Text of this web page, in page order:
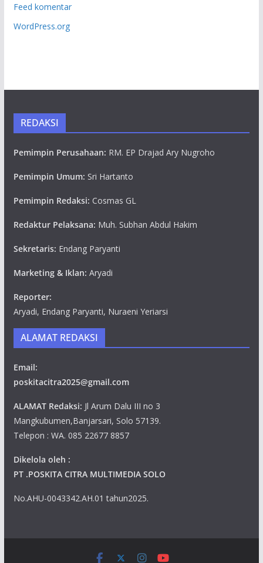
Feed komentar
WordPress.org
REDAKSI
Pemimpin Perusahaan: RM. EP Drajad Ary Nugroho
Pemimpin Umum: Sri Hartanto
Pemimpin Redaksi: Cosmas GL
Redaktur Pelaksana: Muh. Subhan Abdul Hakim
Sekretaris: Endang Paryanti
Marketing & Iklan: Aryadi
Reporter:
Aryadi, Endang Paryanti, Nuraeni Yeriarsi
ALAMAT REDAKSI
Email:
poskitacitra2025@gmail.com
ALAMAT Redaksi: Jl Arum Dalu III no 3
Mangkubumen,Banjarsari, Solo 57139.
Telepon : WA. 085 22677 8857
Dikelola oleh :
PT .POSKITA CITRA MULTIMEDIA SOLO
No.AHU-0043342.AH.01 tahun2025.